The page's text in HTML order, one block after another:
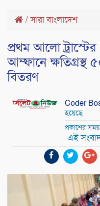
/সারা বাংলাদেশ
প্রথম আলো
আম্ফানে ক্ষতিগ্রস্থ
বিতরণ
Coder
হয়েছে
প্রকাশের
এই